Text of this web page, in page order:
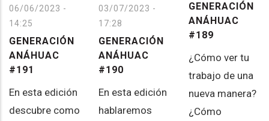
06/06/2023 -
14:25
GENERACIÓN
ANÁHUAC
#191
En esta edición
descubre como
03/07/2023 -
17:28
GENERACIÓN
ANÁHUAC
#190
En esta edición
hablaremos
GENERACIÓN
ANÁHUAC
#189
¿Cómo ver tu
trabajo de una
nueva manera?
¿Cómo